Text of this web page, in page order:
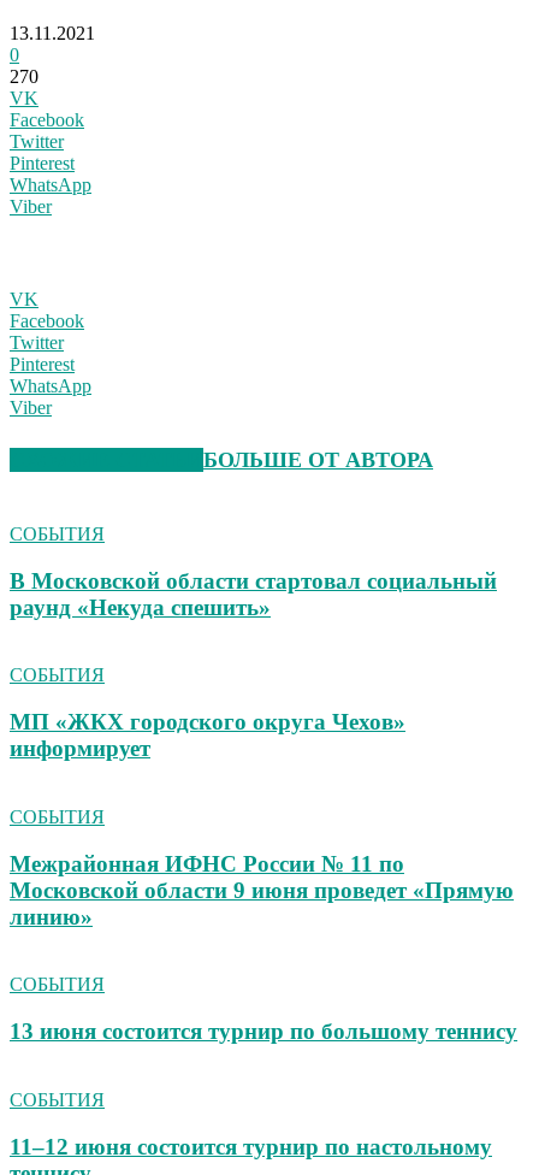
13.11.2021
0
270
VK
Facebook
Twitter
Pinterest
WhatsApp
Viber
VK
Facebook
Twitter
Pinterest
WhatsApp
Viber
БОЛЬШЕ ОТ АВТОРА
СОБЫТИЯ
В Московской области стартовал социальный
раунд «Некуда спешить»
СОБЫТИЯ
МП «ЖКХ городского округа Чехов»
информирует
СОБЫТИЯ
Межрайонная ИФНС России № 11 по
Московской области 9 июня проведет «Прямую
линию»
СОБЫТИЯ
13 июня состоится турнир по большому теннису
СОБЫТИЯ
11–12 июня состоится турнир по настольному